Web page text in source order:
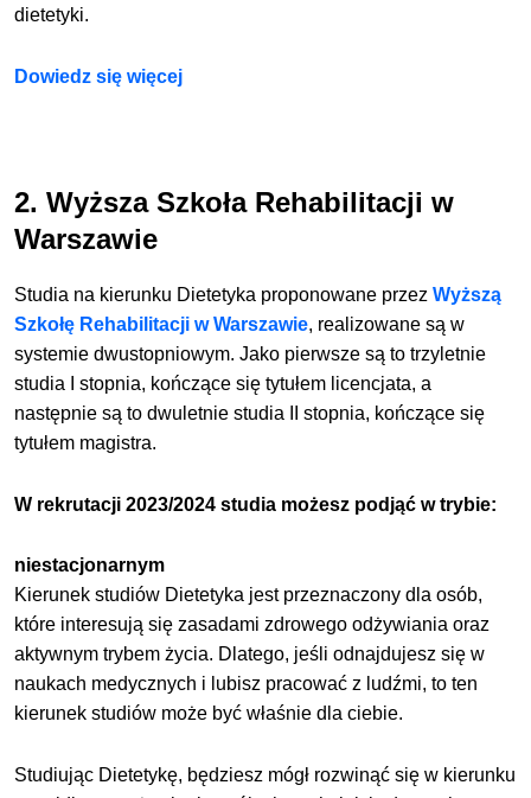
dietetyki.
Dowiedz się więcej
2. Wyższa Szkoła Rehabilitacji w
Warszawie
Studia na kierunku Dietetyka proponowane przezWyższą
Szkołę Rehabilitacji w Warszawie, realizowane są w
systemie dwustopniowym. Jako pierwsze są to trzyletnie
studia I stopnia, kończące się tytułem licencjata, a
następnie są to dwuletnie studia II stopnia, kończące się
tytułem magistra.
W rekrutacji 2023/2024 studia możesz podjąć w trybie:
niestacjonarnym
Kierunek studiów Dietetyka jest przeznaczony dla osób,
które interesują się zasadami zdrowego odżywiania oraz
aktywnym trybem życia. Dlatego, jeśli odnajdujesz się w
naukach medycznych i lubisz pracować z ludźmi, to ten
kierunek studiów może być właśnie dla ciebie.
Studiując Dietetykę, będziesz mógł rozwinąć się w kierunku